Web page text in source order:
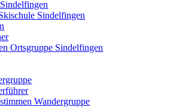
Sindelfingen
Ortsgruppe Sindelfingen
Wandergruppe